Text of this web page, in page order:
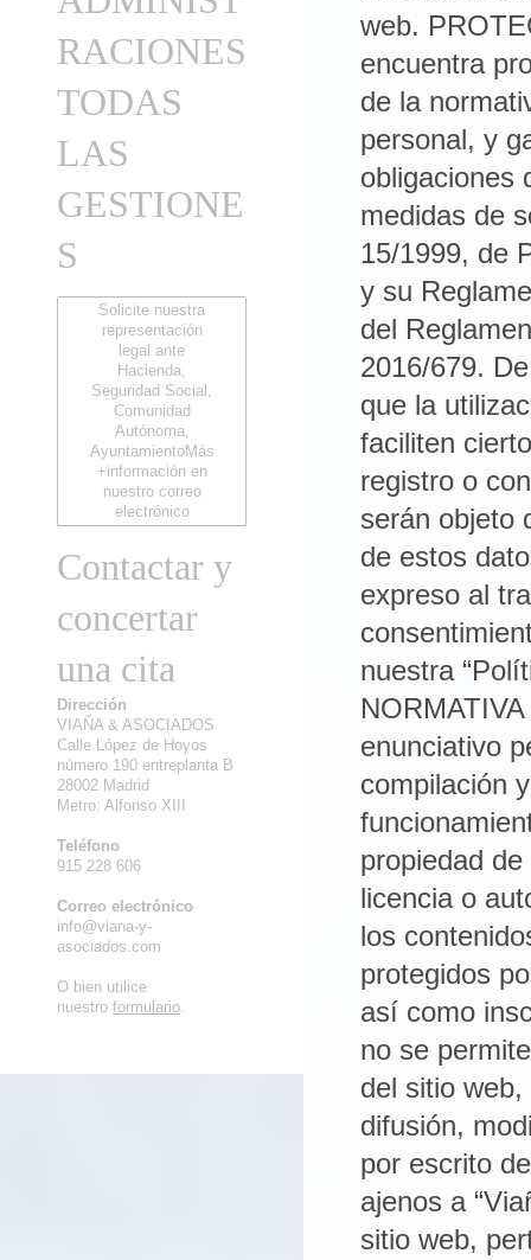
RACIONES
TODAS
LAS
GESTIONE
S
Solicite nuestra
representación
legal ante
Hacienda,
Seguridad Social,
Comunidad
Autónoma,
AyuntamientoMás
+información en
nuestro correo
electrónico
Contactar y
concertar
una cita
Dirección
VIAÑA & ASOCIADOS
Calle López de Hoyos
número 190 entreplanta B
28002 Madrid
Metro: Alfonso XIII
Teléfono
915 228 606
Correo electrónico
info@viana-y-
asociados.com
O bien utilice
nuestro formulario